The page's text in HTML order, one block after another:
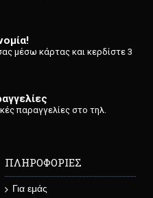
μέσω κάρτας και κερδίστε 3
παραγγελίες στο τηλ.
ΠΛΗΡΟΦΟΡΙΕΣ
Για εμάς